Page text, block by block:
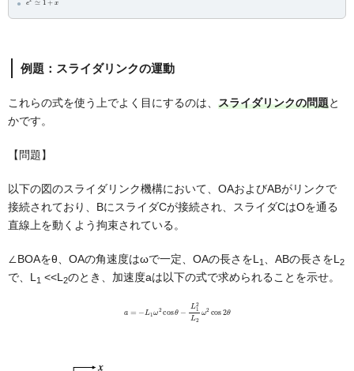
例題：スライダリンクの運動
これらの式を使う上でよく目にするのは、 スライダリンクの問題と
かです。
【問題】
以下の図のスライダリンク機構において、OAおよびABがリンクで
接続されており、BにスライダCが接続され、スライダCはOを通る
直線上を動くよう拘束されている。
∠BOAをθ、OAの角速度はωで一定、OAの長さをL 1 、ABの長さをL 2
で、L 1 <<L 2のとき、加速度aは以下の式で求められることを示せ。
12